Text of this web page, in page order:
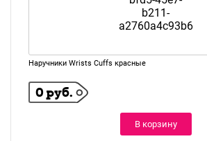
Наручники Wrists Cuffs красные
0 руб.
В корзину